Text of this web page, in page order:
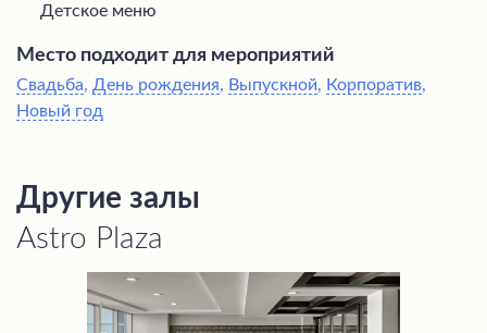
Детское меню
Место подходит для мероприятий
Свадьба, День рождения, Выпускной, Корпоратив,
Новый год
Другие залы
Astro Plaza